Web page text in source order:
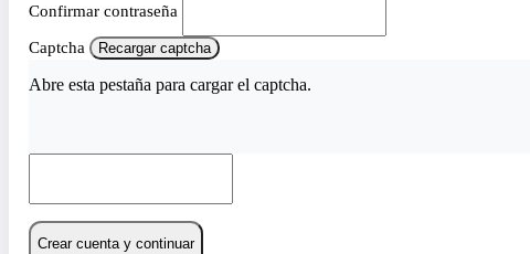
Confirmar contraseña
Captcha Recargar captcha
Abre esta pestaña para cargar el captcha.
Crear cuenta y continuar